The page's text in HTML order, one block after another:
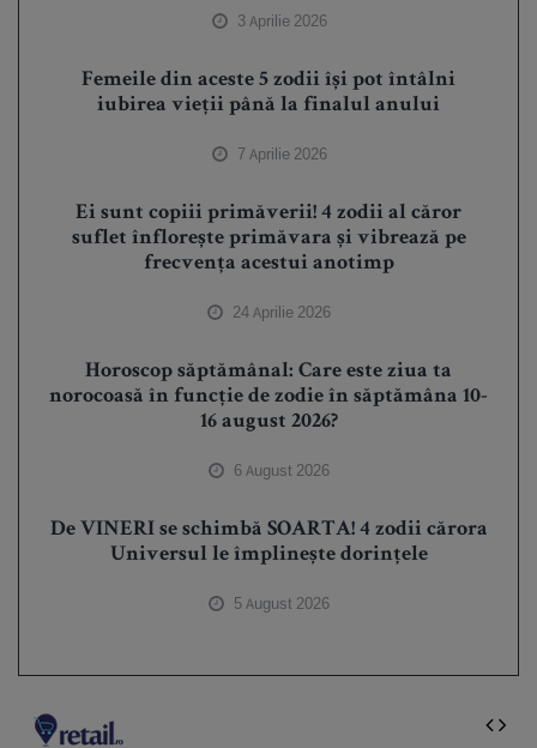
3 Aprilie 2026
Femeile din aceste 5 zodii își pot întâlni
iubirea vieții până la finalul anului
7 Aprilie 2026
Ei sunt copiii primăverii! 4 zodii al căror
suflet înflorește primăvara și vibrează pe
frecvența acestui anotimp
24 Aprilie 2026
Horoscop săptămânal: Care este ziua ta
norocoasă în funcție de zodie în săptămâna 10-
16 august 2026?
6 August 2026
De VINERI se schimbă SOARTA! 4 zodii cărora
Universul le împlinește dorințele
5 August 2026